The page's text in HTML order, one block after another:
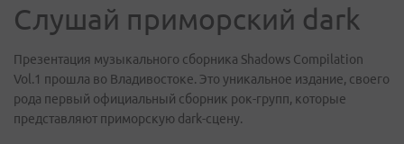
Слушай приморский dark
Презентация музыкального сборника Shadows Compilation
Vol.1 прошла во Владивостоке. Это уникальное издание, своего
рода первый официальный сборник рок-групп, которые
представляют приморскую dark-сцену.